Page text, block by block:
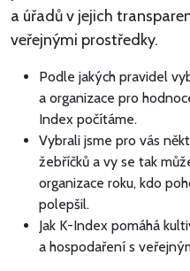
a úřadů v jejich
veřejnými prostředky.
Podle jakých pravidel
a organizace pro
Index počítáme.
Vybrali jsme pro vás
žebříčků a vy se tak
organizace roku, kdo
polepšil.
Jak K-Index pomáhá
a hospodaření s